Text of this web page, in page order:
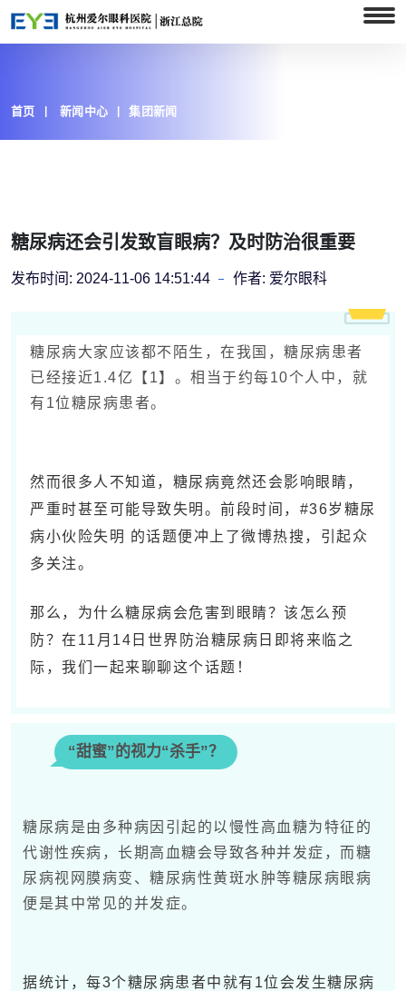
首页 新闻中心 集团新闻
糖尿病还会引发致盲眼病？及时防治很重要
发布时间: 2024-11-06 14:51:44 作者: 爱尔眼科
糖尿病大家应该都不陌生，在我国，糖尿病患者
已经接近1.4亿【1】。相当于约每10个人中，就
有1位糖尿病患者。
然而很多人不知道，糖尿病竟然还会影响眼睛，
严重时甚至可能导致失明。前段时间，#36岁糖尿
病小伙险失明 的话题便冲上了微博热搜，引起众
多关注。
那么，为什么糖尿病会危害到眼睛？该怎么预
防？在11月14日世界防治糖尿病日即将来临之
际，我们一起来聊聊这个话题！
“甜蜜”的视力“杀手”？
糖尿病是由多种病因引起的以慢性高血糖为特征的
代谢性疾病 ，长期高血糖会导致各种并发症，而糖
尿病视网膜病变、糖尿病性黄斑水肿等糖尿病眼病
便是其中常见的并发症。
据统计，每3个糖尿病患者中就有1位会发生糖尿病